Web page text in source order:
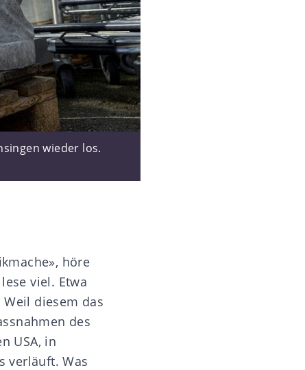
wieder los.
höre
viel. Etwa
diesem das
des
USA, in
verläuft. Was